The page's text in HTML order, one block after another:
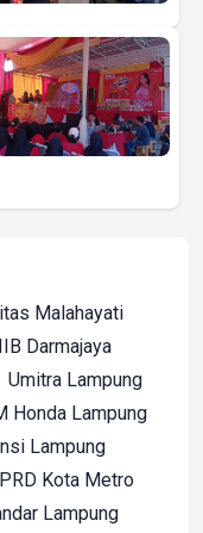
Malahayati
IIB Darmajaya
Umitra Lampung
Honda Lampung
Lampung
Kota Metro
Lampung